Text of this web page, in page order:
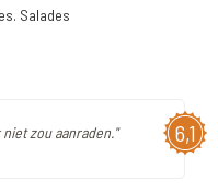
Salades
6,1
zou aanraden."